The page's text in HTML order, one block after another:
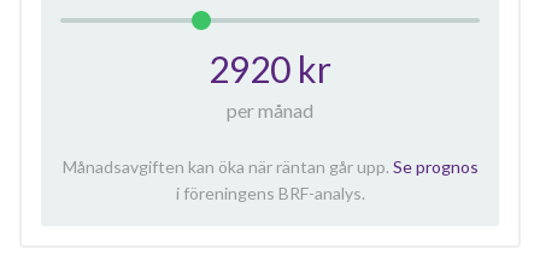
2920 kr
per månad
Månadsavgiften kan öka när räntan går upp. Se prognos
i föreningens BRF-analys.